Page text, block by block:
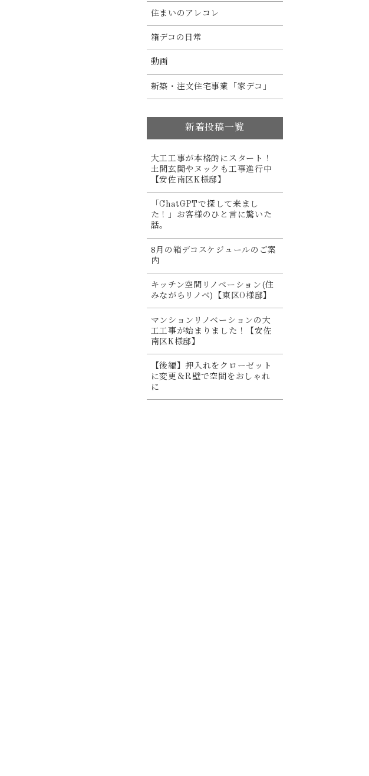
住まいのアレコレ
箱デコの日常
動画
新築・注文住宅事業「家デコ」
新着投稿一覧
大工工事が本格的にスタート！
土間玄関やヌックも工事進行中
【安佐南区K様邸】
「ChatGPTで探して来まし
た！」お客様のひと言に驚いた
話。
8月の箱デコスケジュールのご案
内
キッチン空間リノベーション(住
みながらリノベ)【東区O様邸】
マンションリノベーションの大
工工事が始まりました！【安佐
南区K様邸】
【後編】押入れをクローゼット
に変更＆R壁で空間をおしゃれ
に